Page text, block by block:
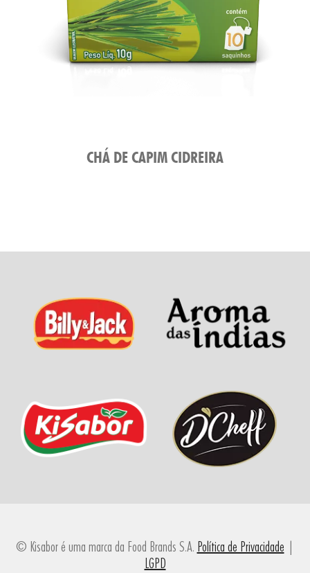
CHÁ DE CAPIM CIDREIRA
© Kisabor é uma marca da Food Brands S.A. Política de Privacidade |
LGPD